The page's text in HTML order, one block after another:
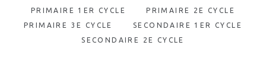
PRIMAIRE 1ER CYCLE
PRIMAIRE 2E CYCLE
PRIMAIRE 3E CYCLE
SECONDAIRE 1ER CYCLE
SECONDAIRE 2E CYCLE